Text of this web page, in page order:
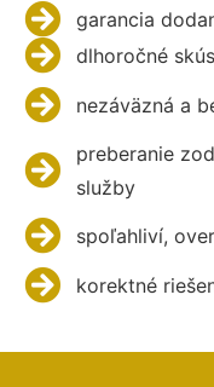
garancia
dlhoročné
nezáväzná a
preberanie
služby
spoľahliví,
korektné